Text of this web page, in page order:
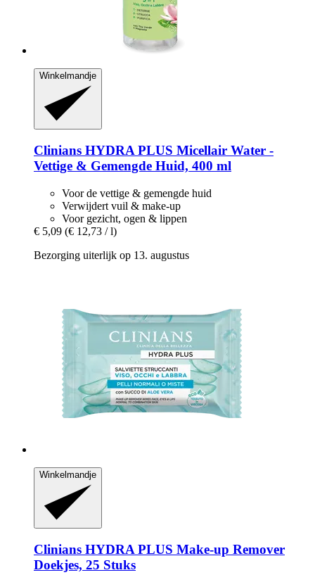
Winkelmandje
Clinians HYDRA PLUS Micellair Water -​
Vettige & Gemengde Huid, 400 ml
Voor de vettige & gemengde huid
Verwijdert vuil & make-up
Voor gezicht, ogen & lippen
€ 5,09 (€ 12,73 / l)
Bezorging uiterlijk op 13. augustus
Winkelmandje
Clinians HYDRA PLUS Make-​up Remover
Doekjes, 25 Stuks